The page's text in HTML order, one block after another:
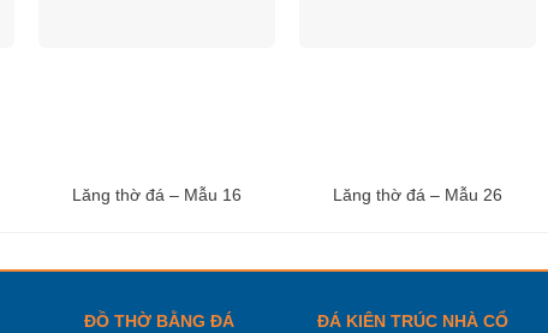
Lăng thờ đá – Mẫu 16 Lăng thờ đá – Mẫu 26
ĐỒ THỜ BẰNG ĐÁ ĐÁ KIÊN TRÚC NHÀ CỔ